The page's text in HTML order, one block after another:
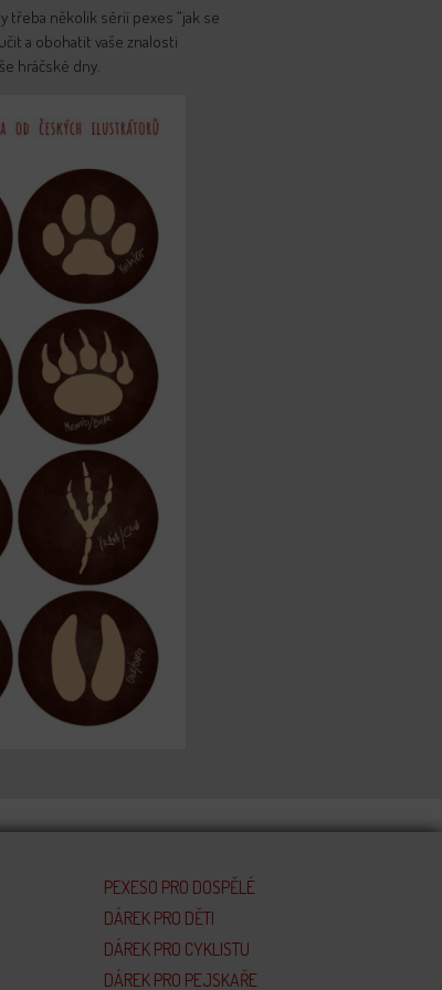
třeba několik sérií pexes “jak se
a obohatit vaše znalosti
hráčské dny.
PEXESO PRO DOSPĚLÉ
DÁREK PRO DĚTI
DÁREK PRO CYKLISTU
DÁREK PRO PEJSKAŘE